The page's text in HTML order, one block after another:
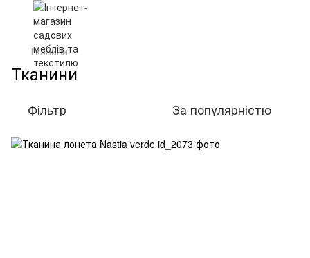
Тканини
Тканини
Фільтр За популярністю